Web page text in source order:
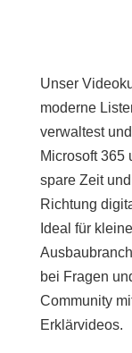
Unser
moderne
verwaltest und
Microsoft365
spare Zeit und
Richtung
Ideal für kleine
bei Fragen
Community
Erklärvideos.